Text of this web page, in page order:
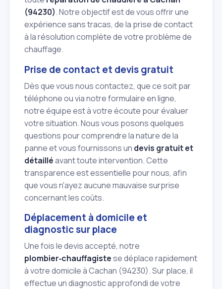
(94230). Notre objectif est de vous offrir une
expérience sans tracas, de la prise de contact
à la résolution complète de votre problème de
chauffage.
Prise de contact et devis gratuit
Dès que vous nous contactez, que ce soit par
téléphone ou via notre formulaire en ligne,
notre équipe est à votre écoute pour évaluer
votre situation. Nous vous posons quelques
questions pour comprendre la nature de la
panne et vous fournissons un devis gratuit et
détailléavant toute intervention. Cette
transparence est essentielle pour nous, afin
que vous n'ayez aucune mauvaise surprise
concernant les coûts.
Déplacement à domicile et
diagnostic sur place
Une fois le devis accepté, notre
plombier‑chauffagistese déplace rapidement
à votre domicile à Cachan (94230). Sur place, il
effectue un diagnostic approfondi de votre